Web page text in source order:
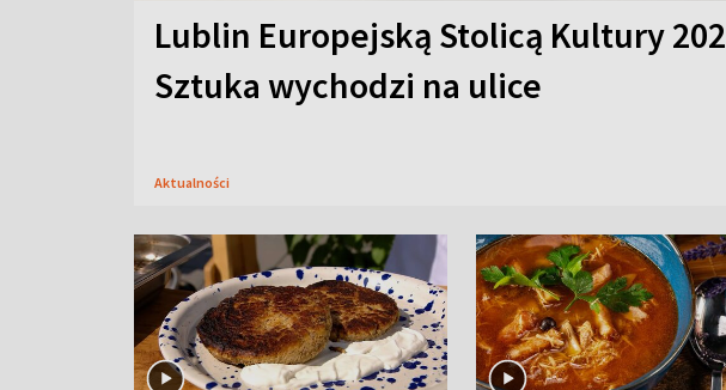
Lublin Europejską Stolicą Kultury
Sztuka wychodzi na ulice
Aktualności